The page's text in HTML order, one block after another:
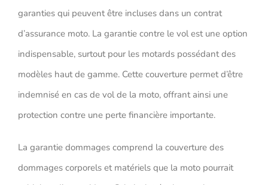
garanties qui peuvent être incluses dans un contrat
d’assurance moto. La garantie contre le vol est une option
indispensable, surtout pour les motards possédant des
modèles haut de gamme. Cette couverture permet d’être
indemnisé en cas de vol de la moto, offrant ainsi une
protection contre une perte financière importante.
La garantie dommages comprend la couverture des
dommages corporels et matériels que la moto pourrait